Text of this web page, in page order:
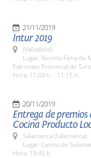
21/11/2019
Intur 2019
(Valladolid)
Lugar: Recinto Feria de
Patronato Provincial de
Hora: 11:00 h. - 11:15 h.
20/11/2019
Entrega de premios
Cocina Producto
Salamanca (Salamanca)
Lugar: Casino de
Hora: 19:45 h.